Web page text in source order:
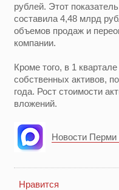
рублей. Этот
составила 4,48 млрд
объемов продаж и
компании.
Кроме того, в 1
собственных активов,
года. Рост стоимости
вложений.
Новости Перми
Нравится